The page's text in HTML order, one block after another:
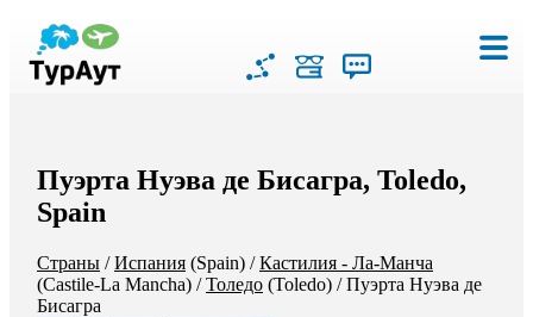
Пуэрта Нуэва де Бисагра, Toledo,
Spain
Страны /Испания (Spain) /Кастилия - Ла-Манча
(Castile-La Mancha) /Толедо (Toledo) /Пуэрта Нуэва де
Бисагра